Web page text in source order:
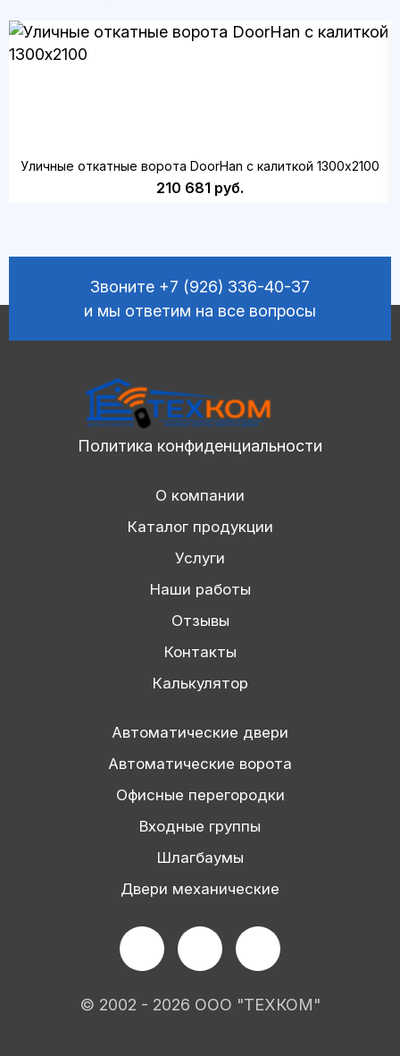
Уличные откатные ворота DoorHan с калиткой 1300х2100
210 681 руб.
Звоните +7 (926) 336-40-37
и мы ответим на все вопросы
Политика конфиденциальности
О компании
Каталог продукции
Услуги
Наши работы
Отзывы
Контакты
Калькулятор
Автоматические двери
Автоматические ворота
Офисные перегородки
Входные группы
Шлагбаумы
Двери механические
© 2002 - 2026 ООО "ТЕХКОМ"